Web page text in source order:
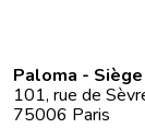
Paloma -
101, rue de
75006 Paris